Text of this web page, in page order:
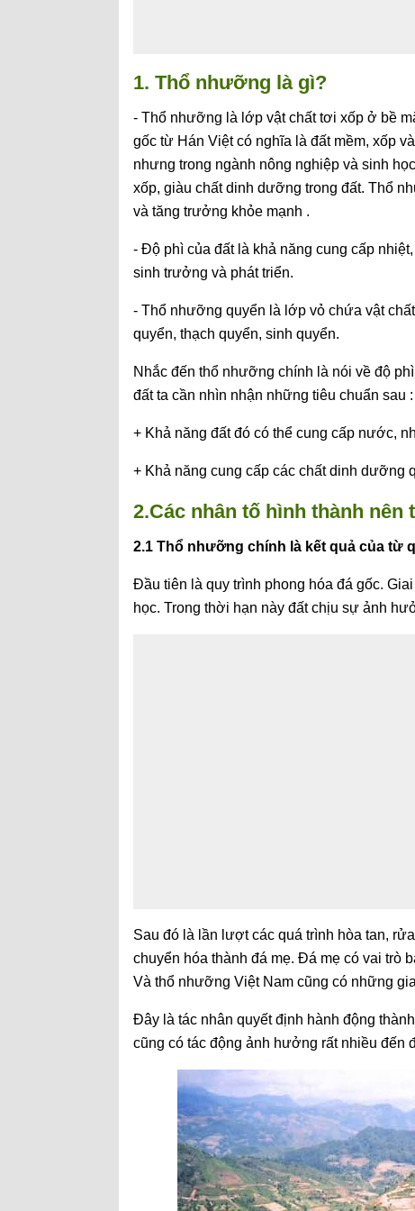
1. Thổ nhưỡng là gì?
- Thổ nhưỡng là lớp vật chất tơi xốp ở bề
gốc từ Hán Việt có nghĩa là đất mềm, xốp
nhưng trong ngành nông nghiệp và sinh
xốp, giàu chất dinh dưỡng trong đất. Thổ
và tăng trưởng khỏe mạnh .
- Độ phì của đất là khả năng cung cấp
sinh trưởng và phát triển.
- Thổ nhưỡng quyển là lớp vỏ chứa vật
quyển, thạch quyển, sinh quyển.
Nhắc đến thổ nhưỡng chính là nói về độ
đất ta cần nhìn nhận những tiêu chuẩn sau :
+ Khả năng đất đó có thể cung cấp nước,
+ Khả năng cung cấp các chất dinh dưỡng
2.Các nhân tố hình thành nên
2.1 Thổ nhưỡng chính là kết quả của từ
Đầu tiên là quy trình phong hóa đá gốc.
học. Trong thời hạn này đất chịu sự ảnh
Sau đó là lần lượt các quá trình hòa tan,
chuyển hóa thành đá mẹ. Đá mẹ có vai trò
Và thổ nhưỡng Việt Nam cũng có những
Đây là tác nhân quyết định hành động
cũng có tác động ảnh hưởng rất nhiều đến